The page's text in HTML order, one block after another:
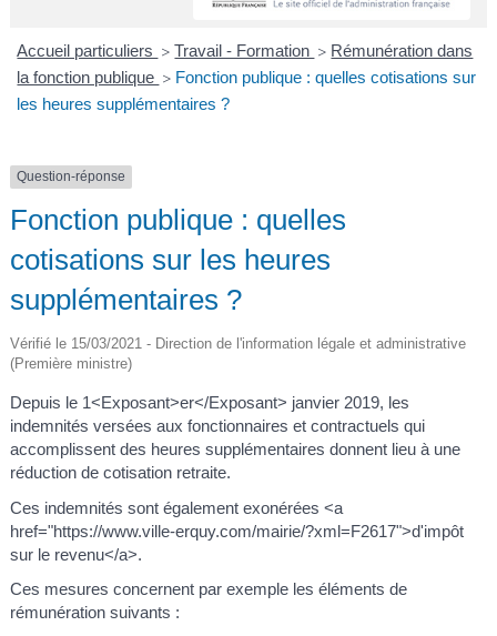
E
Accueil particuliers > Travail - Formation > Rémunération dans
la fonction publique > Fonction publique : quelles cotisations sur
les heures supplémentaires ?
Question-réponse
Fonction publique : quelles
cotisations sur les heures
supplémentaires ?
Vérifié le 15/03/2021 - Direction de l'information légale et administrative
(Première ministre)
Depuis le 1<Exposant>er</Exposant> janvier 2019, les
indemnités versées aux fonctionnaires et contractuels qui
accomplissent des heures supplémentaires donnent lieu à une
réduction de cotisation retraite.
Ces indemnités sont également exonérées <a
href="https://www.ville-erquy.com/mairie/?xml=F2617">d'impôt
sur le revenu</a>.
Ces mesures concernent par exemple les éléments de
rémunération suivants :